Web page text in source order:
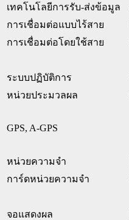
เทคโนโลยีการรับ-ส่งข้อมูล
การเชื่อมต่อแบบไร้สาย
การเชื่อมต่อโดยใช้สาย
ระบบปฏิบัติการ
หน่วยประมวลผล
GPS, A-GPS
หน่วยความจำ
การ์ดหน่วยความจำ
จอแสดงผล